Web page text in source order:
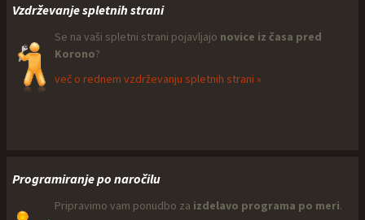
Vzdrževanje spletnih strani
Se na vaši spletni strani pojavljajo novice iz časa pred
Korono?
več o rednem vzdrževanju spletnih strani »
Programiranje po naročilu
Pripravimo vam ponudbo za izdelavo programa po meri.